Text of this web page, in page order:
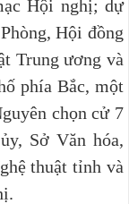
Hội nghị; dự
Hội đồng
Trung ương và
phía Bắc, một
chọn cử 7
Sở Văn hóa,
thuật tỉnh và